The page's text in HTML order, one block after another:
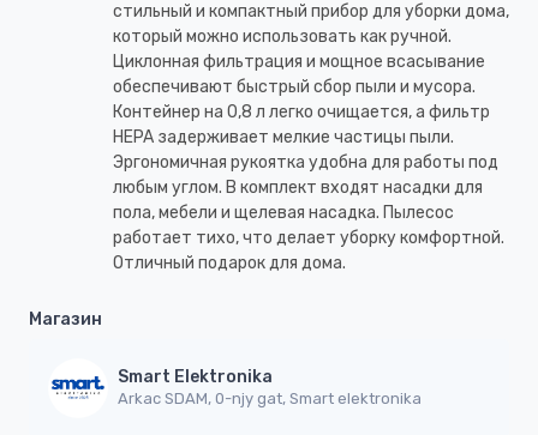
стильный и компактный прибор для уборки дома,
который можно использовать как ручной.
Циклонная фильтрация и мощное всасывание
обеспечивают быстрый сбор пыли и мусора.
Контейнер на 0,8 л легко очищается, а фильтр
HEPA задерживает мелкие частицы пыли.
Эргономичная рукоятка удобна для работы под
любым углом. В комплект входят насадки для
пола, мебели и щелевая насадка. Пылесос
работает тихо, что делает уборку комфортной.
Отличный подарок для дома.
Магазин
Smart Elektronika
Arkac SDAM, 0-njy gat, Smart elektronika